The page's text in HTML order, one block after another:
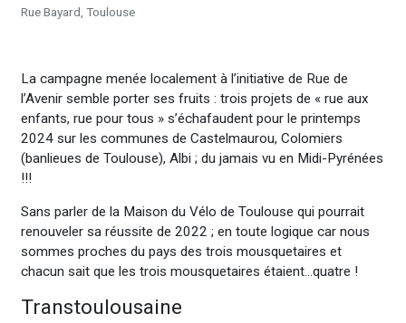
Rue Bayard, Toulouse
La campagne menée localement à l’initiative de Rue de
l’Avenir semble porter ses fruits : trois projets de « rue aux
enfants, rue pour tous » s’échafaudent pour le printemps
2024 sur les communes de Castelmaurou, Colomiers
(banlieues de Toulouse), Albi ; du jamais vu en Midi-Pyrénées
!!!
Sans parler de la Maison du Vélo de Toulouse qui pourrait
renouveler sa réussite de 2022 ; en toute logique car nous
sommes proches du pays des trois mousquetaires et
chacun sait que les trois mousquetaires étaient…quatre !
Transtoulousaine